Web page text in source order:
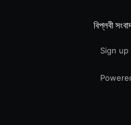
বিপ্লবী
Sign up